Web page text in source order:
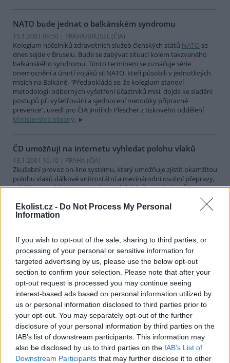
Ekolist.cz - Do Not Process My Personal
Information
If you wish to opt-out of the sale, sharing to third parties, or
processing of your personal or sensitive information for
targeted advertising by us, please use the below opt-out
section to confirm your selection. Please note that after your
opt-out request is processed you may continue seeing
interest-based ads based on personal information utilized by
us or personal information disclosed to third parties prior to
your opt-out. You may separately opt-out of the further
disclosure of your personal information by third parties on the
IAB’s list of downstream participants. This information may
also be disclosed by us to third parties on the IAB’s List of
Downstream Participants that may further disclose it to other
NATO bude jednat o balkánském syndromu
15.1.2001 09:50 | PRAHA/BRUSEL (ČIA)
Kolegium náčelníků zdravotních služeb členských států NATO se
dnes sejde v Bruselu. Bude se zabývat situací kolem takzvaného
balkánského syndromu. Tímto termínem se označuje série
onemocnění a úmrtí vojáků sil NATO, kteří působili v jednotlivých
misích na Balkáně. "Předpokládá se, že kolegium stanoví
metodologii odborných vyšetření účastníků misí, dojde ke sladění
postupů při vyšetřování a sjednocení metodiky přípravné
prevence", uvedl pro ČIA Jindřich Plescher z tiskového oddělení
Ministerstva obrany.
ČD umožňují na internetu vyhledat polohu vlaků
13.1.2001 10:10 | PRAHA (ČIA)
Zkušební provoz on-line systému, který umožňuje zjistit okamžitou
polohu vlaků dálkové vnitrostátní a mezinárodní osobní přepravy,
zahájily na svých internetových stránkáchČeské dráhy(ČD).
Monitorování spěšných vlaků, rychlíků, expresů, vlaků IC a EC a SC
začíná při jejich odjezdu z výchozí stanice a končí dvě hodiny po
příjezdu do konečné stanice. ČIA to oznámila tisková mluvčí ČD
Zeman bude jednat s Pröllem pravděpodobně i o
Temelínu
12.1.2001 08:00 | PRAHA ( ČIA)
Přeshraniční spolupráce mezi jihočeskými regiony a největší
rakouskou zemí Dolními Rakousy bude zřejmě hlavním tématem
dnešního setkáníčeského premiéraMiloše Zemana s
dolnorakouským zemským hejtman Erwinem Pröllem. Podle
sdělení mluvčího české vlády Libora Roučka je velmi
pravděpodobné, že se oba politici dotknou i problémů kolem
Jaderné elektrárny Temelín, která je několik posledních měsíců
příčinou poměrně napjatých česko-rakouských vztahů.